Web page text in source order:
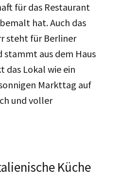
für das Restaurant
hat. Auch das
steht für Berliner
stammt aus dem Haus
das Lokal wie ein
Markttag auf
und voller
Küche